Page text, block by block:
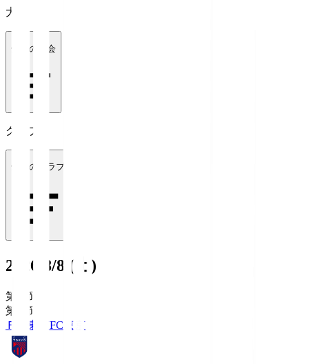
大会
全ての大会
クラブ
全てのクラブ
2026/8/8 (土)
第1節
第1節
ＦＣ東京FC東京